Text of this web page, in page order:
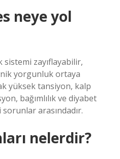
neye yol
sistemi zayıflayabilir,
yorgunluk ortaya
yüksek tansiyon, kalp
bağımlılık ve diyabet
arasındadır.
nelerdir?